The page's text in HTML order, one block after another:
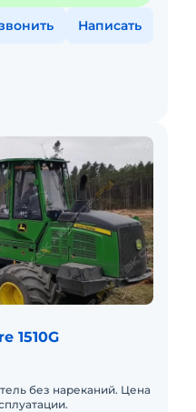
Написать
1510G
без нареканий. Цена